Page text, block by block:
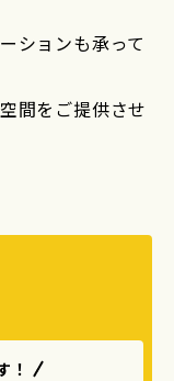
ションも承って
間をご提供させ
！